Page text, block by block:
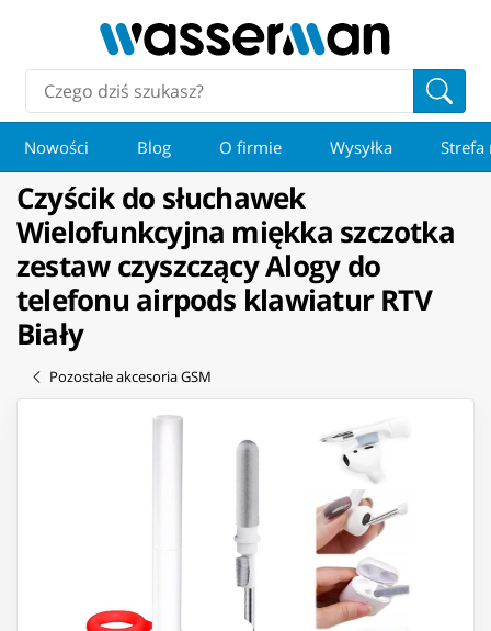
Nowości Blog O firmie Wysyłka Strefa
Czyścik do słuchawek
Wielofunkcyjna miękka szczotka
zestaw czyszczący Alogy do
telefonu airpods klawiatur RTV
Biały
Pozostałe akcesoria GSM